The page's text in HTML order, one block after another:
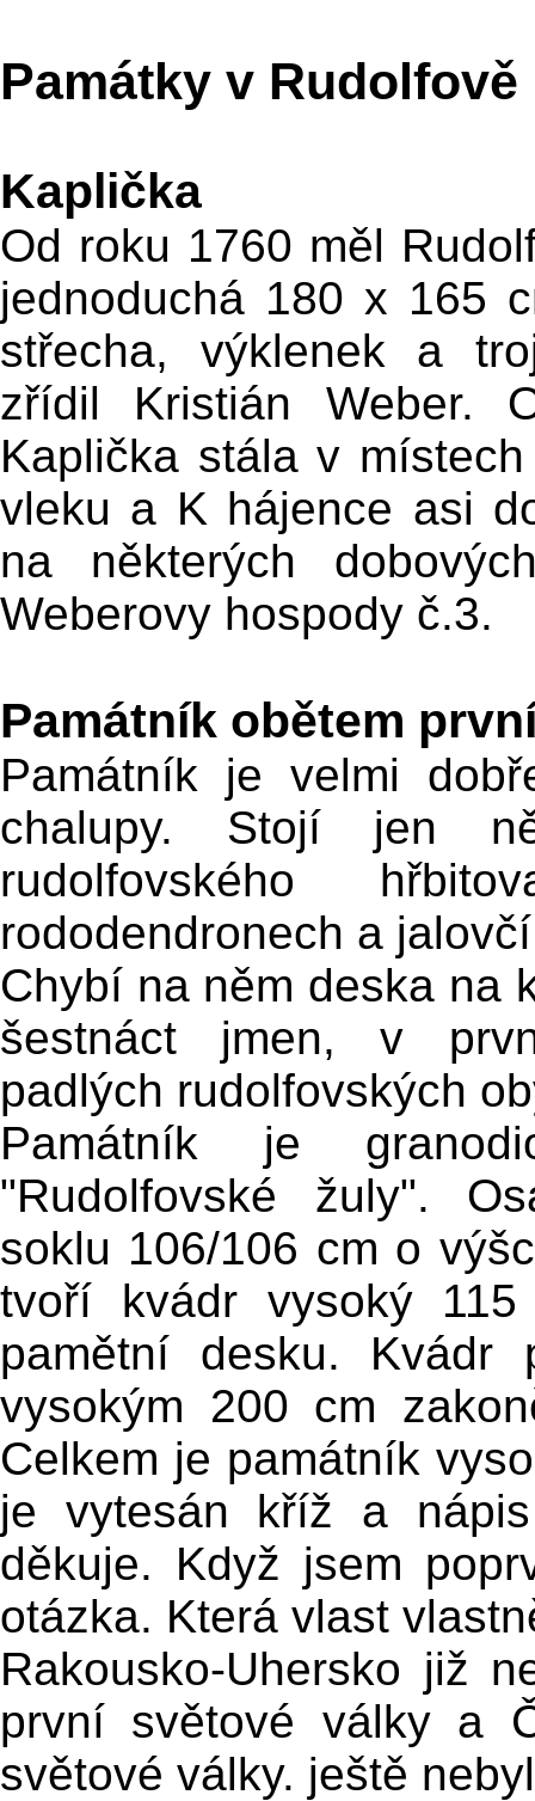
Památky v Rudolfově
Kaplička
Od roku 1760 měl
jednoduchá 180 x 165
střecha, výklenek a
zřídil Kristián Weber.
Kaplička stála v
vleku a K hájence asi
na některých
Weberovy hospody č.3.
Památník obětem
Památník je velmi
chalupy. Stojí jen
rudolfovského
rododendronech a
Chybí na něm deska na
šestnáct jmen, v
padlých rudolfovských
Památník je
"Rudolfovské žuly".
soklu 106/106 cm o
tvoří kvádr vysoký
pamětní desku. Kvádr
vysokým 200 cm
Celkem je památník
je vytesán kříž a
děkuje. Když jsem
otázka. Která vlast
Rakousko-Uhersko již
první světové války a
světové války. ještě